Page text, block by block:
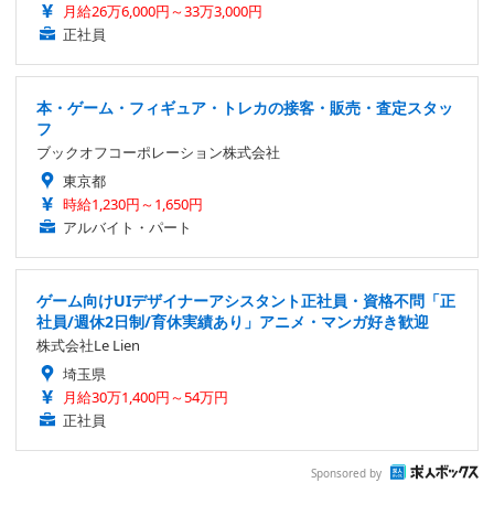
月給26万6,000円～33万3,000円
正社員
本・ゲーム・フィギュア・トレカの接客・販売・査定スタッ
フ
ブックオフコーポレーション株式会社
東京都
時給1,230円～1,650円
アルバイト・パート
ゲーム向けUIデザイナーアシスタント正社員・資格不問「正
社員/週休2日制/育休実績あり」アニメ・マンガ好き歓迎
株式会社Le Lien
埼玉県
月給30万1,400円～54万円
正社員
Sponsored by